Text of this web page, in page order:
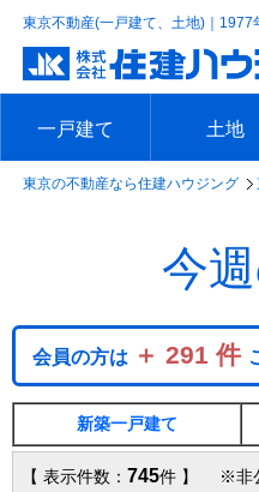
東京不動産(一戸建て、土地)｜1977
一戸建て
エリアで探す
沿線で探す
新築一戸建て
中古一戸建て
本日の新着物件
今週の新着物件
土地
エリアで
沿線で探
本日の新
今週の新
東京の不動産なら住建ハウジング
今
会員の方は ＋ 291 件
新築一戸建て
【 表示件数： 745件 】 ※非